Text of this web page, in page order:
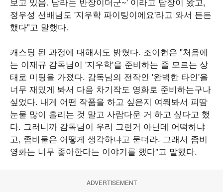
정우성 선배님도 '지우학 파이팅이에요'라고 와서 든든
했다"고 말했다.
캐스팅 된 과정에 대해서도 밝혔다. 조이현은 "처음에
는 이재규 감독님이 '지우학'을 준비하는 줄 모르는 상
태로 미팅을 가졌다. 감독님의 전작인 '완벽한 타인'을
너무 재밌게 봐서 다음 차기작도 영화로 준비하는구나
싶었다. 내게 어떤 작품을 하고 싶은지 여쭤봐서 피땀
눈물 많이 흘리는 것 말고 사람다운 거 하고 싶다고 했
다. 그러니까 감독님이 우리 그런거 아닌데 어떡하냐
고, 좀비물은 어떻게 생각하냐고 묻더라. 그래서 좀비
영화는 너무 좋아한다는 이야기를 했다"고 말했다.
ADVERTISEMENT